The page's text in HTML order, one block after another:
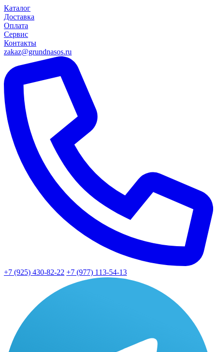
Каталог
Доставка
Оплата
Сервис
Контакты
zakaz@grundnasos.ru
+7 (925) 430-82-22 +7 (977) 113-54-13